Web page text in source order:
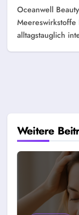
Oceanwell Beauty im Detail: Erfahren Sie, wie
alltagstauglich
Weitere